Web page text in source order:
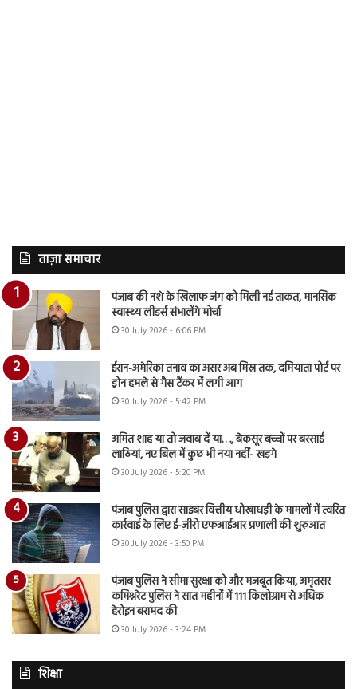
ताज़ा समाचार
पंजाब की नशे के खिलाफ जंग को मिली नई ताकत, मानसिक
स्वास्थ्य लीडर्स संभालेंगे मोर्चा
30 July 2026 - 6:06 PM
ईरान-अमेरिका तनाव का असर अब मिस्र तक, दमियाता पोर्ट पर
ड्रोन हमले से गैस टैंकर में लगी आग
30 July 2026 - 5:42 PM
अमित शाह या तो जवाब दें या…., बेकसूर बच्चों पर बरसाई
लाठियां, नए बिल में कुछ भी नया नहीं- खड़गे
30 July 2026 - 5:20 PM
पंजाब पुलिस द्वारा साइबर वित्तीय धोखाधड़ी के मामलों में त्वरित
कार्रवाई के लिए ई-ज़ीरो एफआईआर प्रणाली की शुरुआत
30 July 2026 - 3:50 PM
पंजाब पुलिस ने सीमा सुरक्षा को और मजबूत किया, अमृतसर
कमिश्नरेट पुलिस ने सात महीनों में 111 किलोग्राम से अधिक
हेरोइन बरामद की
30 July 2026 - 3:24 PM
शिक्षा